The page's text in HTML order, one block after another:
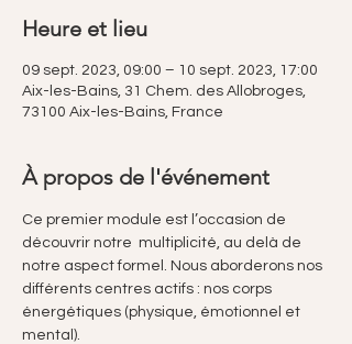
Heure et lieu
09 sept. 2023, 09:00 – 10 sept. 2023, 17:00
Aix-les-Bains, 31 Chem. des Allobroges,
73100 Aix-les-Bains, France
À propos de l'événement
Ce premier module est l’occasion de
découvrir notre  multiplicité, au delà de
notre aspect formel. Nous aborderons nos
différents centres actifs : nos corps
énergétiques (physique, émotionnel et
mental).